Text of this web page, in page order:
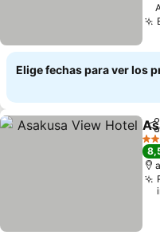
Elige fechas para ver los
4